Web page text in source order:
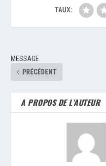
TAUX:
MESSAGE
PRÉCÉDENT
A PROPOS DE L'AUTEUR